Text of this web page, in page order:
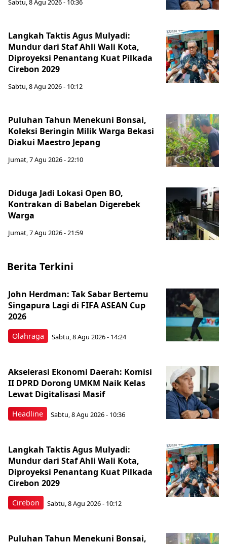
Sabtu, 8 Agu 2026 - 10:36
Langkah Taktis Agus Mulyadi:
Mundur dari Staf Ahli Wali Kota,
Diproyeksi Penantang Kuat Pilkada
Cirebon 2029
Sabtu, 8 Agu 2026 - 10:12
Puluhan Tahun Menekuni Bonsai,
Koleksi Beringin Milik Warga Bekasi
Diakui Maestro Jepang
Jumat, 7 Agu 2026 - 22:10
Diduga Jadi Lokasi Open BO,
Kontrakan di Babelan Digerebek
Warga
Jumat, 7 Agu 2026 - 21:59
Berita Terkini
Olahraga
John Herdman: Tak Sabar Bertemu
Singapura Lagi di FIFA ASEAN Cup
2026
Sabtu, 8 Agu 2026 - 14:24
Headline
Akselerasi Ekonomi Daerah: Komisi
II DPRD Dorong UMKM Naik Kelas
Lewat Digitalisasi Masif
Sabtu, 8 Agu 2026 - 10:36
Cirebon
Langkah Taktis Agus Mulyadi:
Mundur dari Staf Ahli Wali Kota,
Diproyeksi Penantang Kuat Pilkada
Cirebon 2029
Sabtu, 8 Agu 2026 - 10:12
Puluhan Tahun Menekuni Bonsai,